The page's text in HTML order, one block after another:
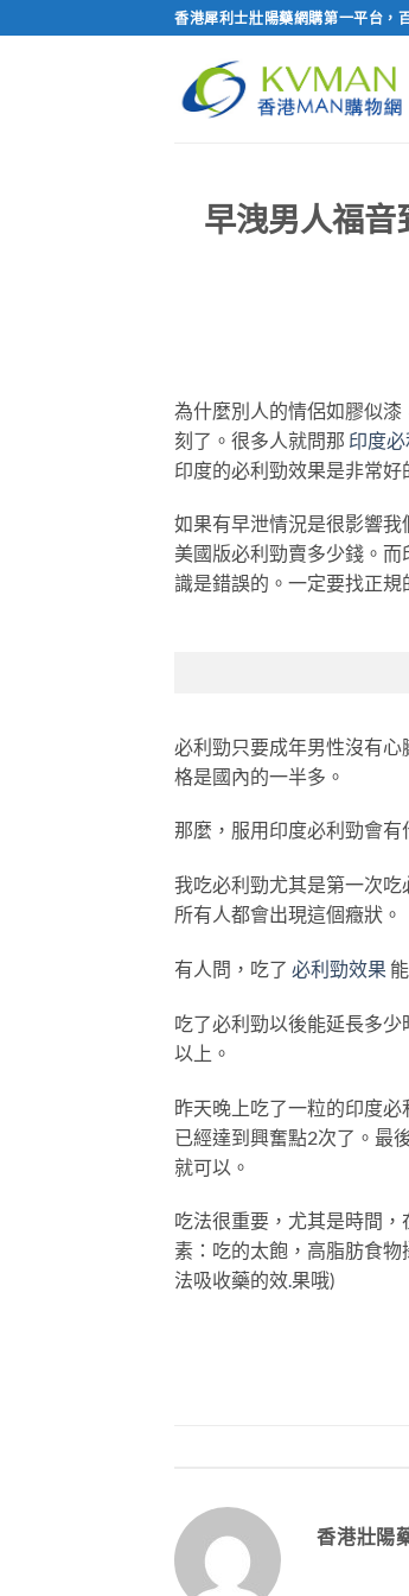
to
香港犀利士壯陽藥網購第一平台，
早洩男人福音
為什麼別人的情侶如膠似
刻了。很多人就問那 印度
印度的必利勁效果是非常好
如果有早泄情況是很影響
美國版必利勁賣多少錢。
識是錯誤的。一定要找正規
必利勁只要成年男性沒有
格是國內的一半多。
那麼，服用印度必利勁會有
我吃必利勁尤其是第一次
所有人都會出現這個癥狀。
有人問，吃了 必利勁效果
吃了必利勁以後能延長多
以上。
昨天晚上吃了一粒的印度
已經達到興奮點2次了。最
就可以。
吃法很重要，尤其是時間
素：吃的太飽，高脂肪食
法吸收藥的效.果哦)
香港壯陽